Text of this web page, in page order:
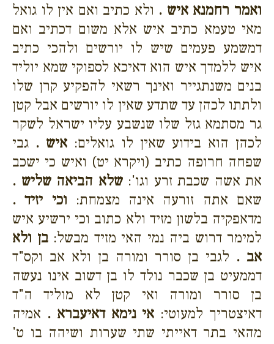
ואמר רחמנא איש . ולא כתיב ואם אין לו גואל
מאי טעמא כתיב איש אלא משום דכתיב ואם
דמשמע פעמים שיש לו יורשים ולהכי כתיב
איש ללמדך איש הוא דאיכא לספוקי שמא יוליד
בנים משנתגייר ואינך רשאי להפקיע קרן שלו
ולתתו לכהן עד שתדע שאין לו יורשים אבל קטן
גר מסתמא גזל שלו שנשבע עליו ישראל לשקר
לכהן הוא בידוע שאין לו גואלים: איש . גבי
שפחה חרופה כתיב (ויקרא יט) ואיש כי ישכב
את אשה שכבת זרע וגו':שלא הביאה שליש .
שאם אתה זורעה אינה מצמחת: וכי יזיד .
מדאפקיה בלשון מזיד ולא כתוב וכי ירשיע איש
למימר דרוש ביה נמי האי מזיד מבשל:בן ולא
אב . לגבי בן סורר ומורה בן ולא אב וקס"ד
דממעיט בן שכבר נולד לו בן דשוב אינו נעשה
בן סורר ומורה ואי קטן לא מוליד ה"ד
דאיצטריך למעוטי: אי נימא דאיעברא . אמיה
מהאי בתר דאייתי שתי שערות ושיהה בו ט'